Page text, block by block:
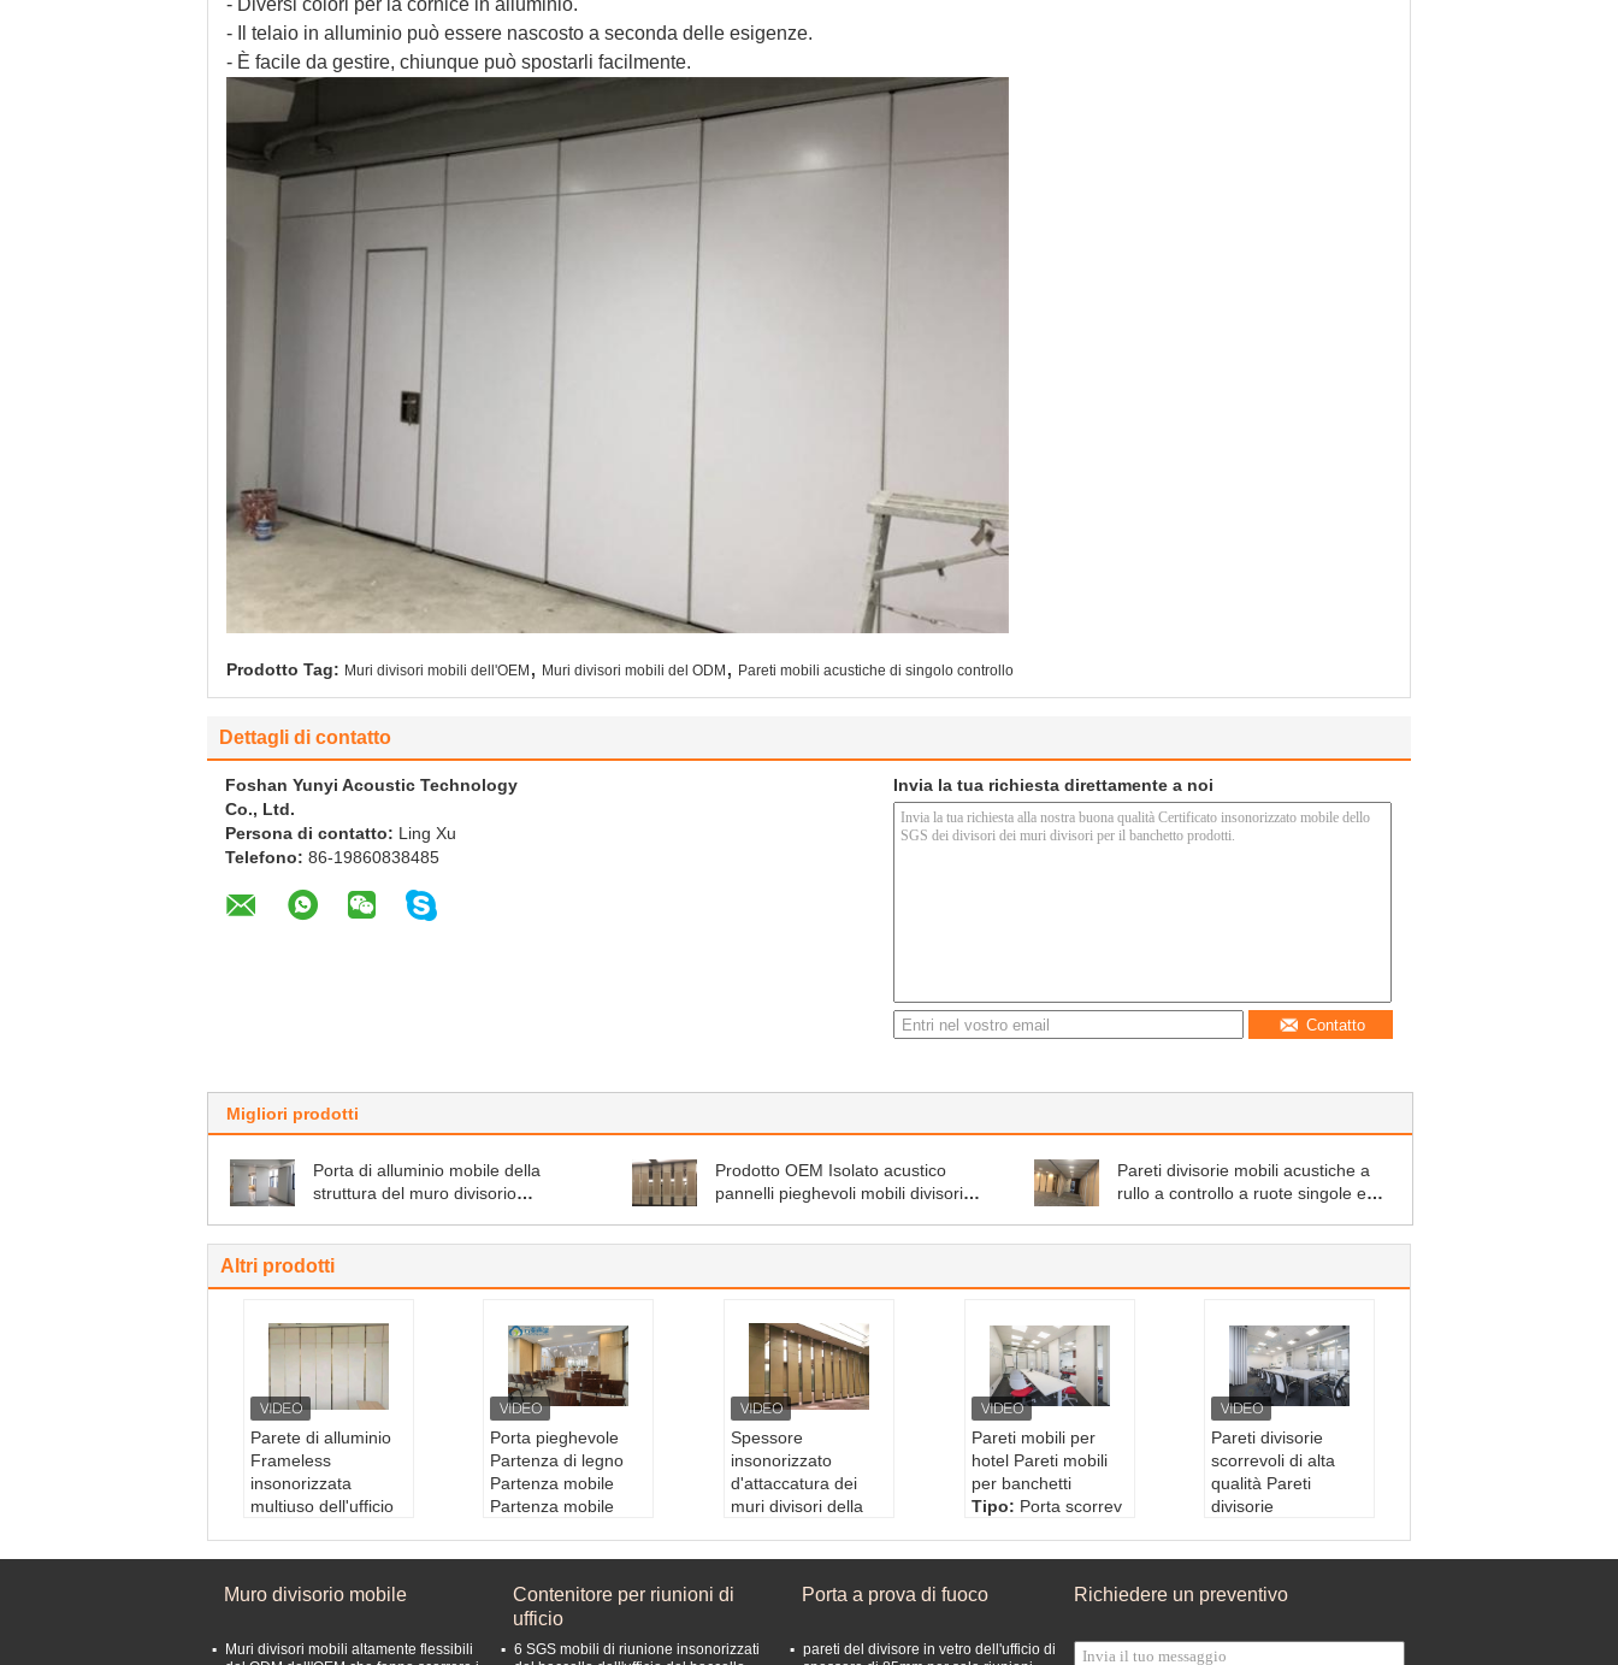
- Il telaio in alluminio può essere nascosto a seconda delle esigenze.
- È facile da gestire, chiunque può spostarli facilmente.
Prodotto Tag: Muri divisori mobili dell'OEM , Muri divisori mobili del ODM , Pareti mobili acustiche di singolo controllo
Dettagli di contatto
Foshan Yunyi Acoustic Technology
Co., Ltd.
Persona di contatto: Ling Xu
Telefono: 86-19860838485
Invia la tua richiesta direttamente a noi
Contatto
Migliori prodotti
Porta di alluminio mobile della
struttura del muro divisorio
Prodotto OEM Isolato acustico
pannelli pieghevoli mobili divisori
Pareti divisorie mobili acustiche a
rullo a controllo a ruote singole e
Altri prodotti
Parete di alluminio
Frameless
insonorizzata
multiuso dell'ufficio
Opzione di superfi
Spessore:65 mm/8
Porta pieghevole
Partenza di legno
Partenza mobile
Partenza mobile
Apparizione:Diseg
ni tradizionali
Spessore del pann
Spessore
insonorizzato
d'attaccatura dei
muri divisori della
nda dei clienti
partizione:Persona
Pareti mobili per
hotel Pareti mobili
per banchetti
Tipo: Porta scorrev
Finisci.:
Laminato, t
vetro, acciaio
Pareti divisorie
scorrevoli di alta
qualità Pareti
divisorie
Prodotto:
Apparizione:Diseg
Muro divisorio mobile
Muri divisori mobili altamente flessibili
Contenitore per riunioni di
ufficio
6 SGS mobili di riunione insonorizzati
Porta a prova di fuoco
pareti del divisore in vetro dell'ufficio di
Richiedere un preventivo